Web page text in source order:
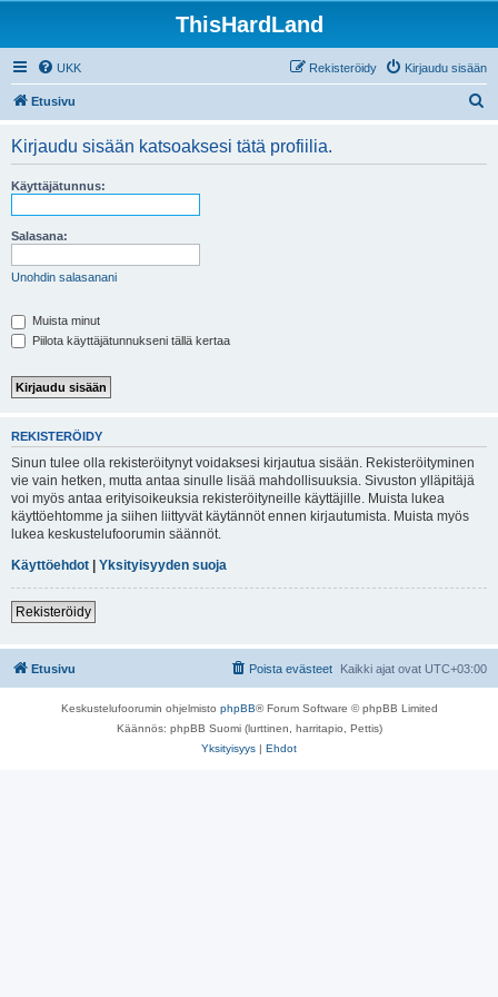
ThisHardLand
UKK Kirjaudu sisään
Rekisteröidy
Etusivu
Kirjaudu sisään katsoaksesi tätä profiilia.
Käyttäjätunnus:
Salasana:
Unohdin salasanani
Muista minut
Piilota käyttäjätunnukseni tällä kertaa
REKISTERÖIDY
Sinun tulee olla rekisteröitynyt voidaksesi kirjautua sisään. Rekisteröityminen
vie vain hetken, mutta antaa sinulle lisää mahdollisuuksia. Sivuston ylläpitäjä
voi myös antaa erityisoikeuksia rekisteröityneille käyttäjille. Muista lukea
käyttöehtomme ja siihen liittyvät käytännöt ennen kirjautumista. Muista myös
lukea keskustelufoorumin säännöt.
Käyttöehdot | Yksityisyyden suoja
Rekisteröidy
Etusivu Kaikki ajat ovat UTC+03:00
Poista evästeet
Keskustelufoorumin ohjelmisto phpBB® Forum Software © phpBB Limited
Käännös: phpBB Suomi (lurttinen, harritapio, Pettis)
Yksityisyys | Ehdot